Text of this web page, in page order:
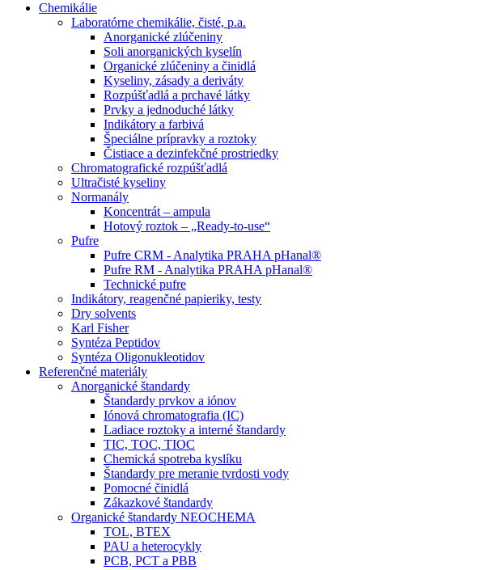
Chemikálie
Laboratórne chemikálie, čisté, p.a.
Anorganické zlúčeniny
Soli anorganických kyselín
Organické zlúčeniny a činidlá
Kyseliny, zásady a deriváty
Rozpúšťadlá a prchavé látky
Prvky a jednoduché látky
Indikátory a farbivá
Špeciálne prípravky a roztoky
Čistiace a dezinfekčné prostriedky
Chromatografické rozpúšťadlá
Ultračisté kyseliny
Normanály
Koncentrát – ampula
Hotový roztok – „Ready-to-use“
Pufre
Pufre CRM - Analytika PRAHA pHanal®
Pufre RM - Analytika PRAHA pHanal®
Technické pufre
Indikátory, reagenčné papieriky, testy
Dry solvents
Karl Fisher
Syntéza Peptidov
Syntéza Oligonukleotidov
Referenčné materiály
Anorganické štandardy
Štandardy prvkov a iónov
Iónová chromatografia (IC)
Ladiace roztoky a interné štandardy
TIC, TOC, TIOC
Chemická spotreba kyslíku
Štandardy pre meranie tvrdosti vody
Pomocné činidlá
Zákazkové štandardy
Organické štandardy NEOCHEMA
TOL, BTEX
PAU a heterocykly
PCB, PCT a PBB